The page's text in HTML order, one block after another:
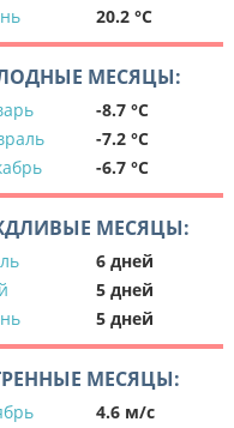
20.2 °C
МЕСЯЦЫ:
-8.7 °C
-7.2 °C
-6.7 °C
МЕСЯЦЫ:
6 дней
5 дней
5 дней
МЕСЯЦЫ:
4.6 м/с